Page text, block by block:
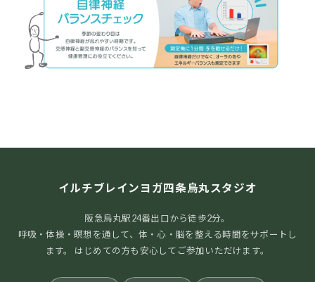
イルチブレインヨガ四条烏丸スタジオ
阪急烏丸駅24番出口から徒歩2分。
呼吸・体操・瞑想を通して、体・心・脳を整える時間をサポートし
ます。 はじめての方も安心してご参加いただけます。